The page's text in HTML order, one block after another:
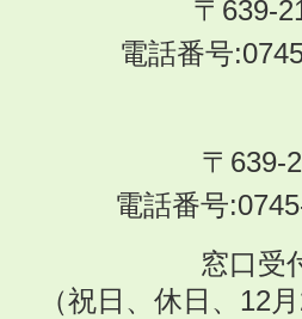
〒639-
電話番号
〒639-
電話番号
窓口受
（祝日、休日、12